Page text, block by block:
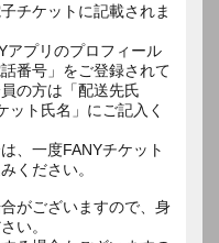
チケットに記載されま
アプリのプロフィール
番号」をご登録されて
の方は「配送先氏
ット氏名」にご記入く
、一度FANYチケット
みください。
がございますので、身
い。